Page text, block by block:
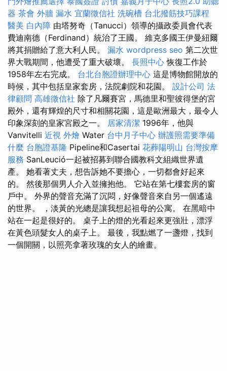
器 茶會 外牆 漏水 宜蘭徵信社 洗碗槽 台北撥筋技巧課程
醫美 白內障 由塔努奇（Tanucci）領導的攝政委員會代表
費迪南德（Ferdinand）統治了王國。 維克多國王伊曼紐爾
將其捐贈給了意大利人民。 漏水 wordpress seo 第二次世
界大戰期間，他遭受了重大破壞。 長照中心 恢復工作於
1958年左右完成。 台北台胞證辦理中心 這是博物館開放的
時候，其中包括皇家套房，法院劇院和花園。 設計公司 法
律顧問 高雄徵信社 除了凡爾賽宮，馬德里和聖彼得堡的宮
殿外，還有輝煌的尺寸和相關花園，這是歐洲最大，最令人
印象深刻的皇家宮殿之一。 居家清潔 1996年，他與
Vanvitelli 近視 外燴 Water 台中月子中心 辦護照需要準備
什麼 台胞證基隆 Pipeline和Casertai 花葬陽明山 台灣按摩
服務 SanLeució一起被招募到聯合國教科文組織世界遺
產。 她看著丈夫，想告訴她不要擔心，一切都會好起來
的。 然後那個男人介入並擁抱他。 它站在第七​​樓套房的窗
戶中。 外界的聲音充滿了沉悶，好像聲音來自另一個遙遠
的世界。 ，淡黃的光總是讓我想起祖母的公寓。 在黑暗中
站在一起是很好的。 桌子上的燈的光看起來更強壯，漂浮
在黃色頭髮女人的桌子上。 最後，我點燃了一盞燈，找到
一個開關，以照亮拿著玫瑰的女人的繪畫。